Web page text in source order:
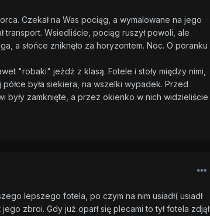
Czekał na Was pociąg, a wymalowane na jego
transport. Wsiedliście, pociąg ruszył powoli, ale
a słońce zniknęło za horyzontem. Noc. O poranku
"robaki" jeżdż z klasą. Fotele i stoły między nimi,
była siekiera, na wszelki wypadek. Przed
były zamknięte, a przez okienko w nich widzieliście
lepszego fotela, po czym na nim usiadł( usiadł
zbroi. Gdy już oparł się plecami to tył fotela zdjął